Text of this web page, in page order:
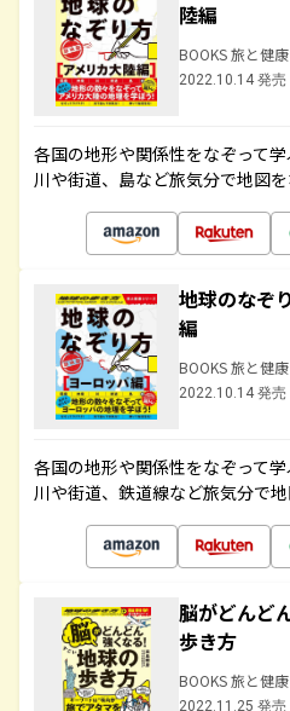
陸編
BOOKS 旅と健康
2022.10.14 発売
各国の地形や関係性をなぞって
川や街道、島など旅気分で地図
地球のな
編
BOOKS 旅と健康
2022.10.14 発売
各国の地形や関係性をなぞって
川や街道、鉄道線など旅気分で
脳がどんど
歩き方
BOOKS 旅と健康
2022.11.25 発売